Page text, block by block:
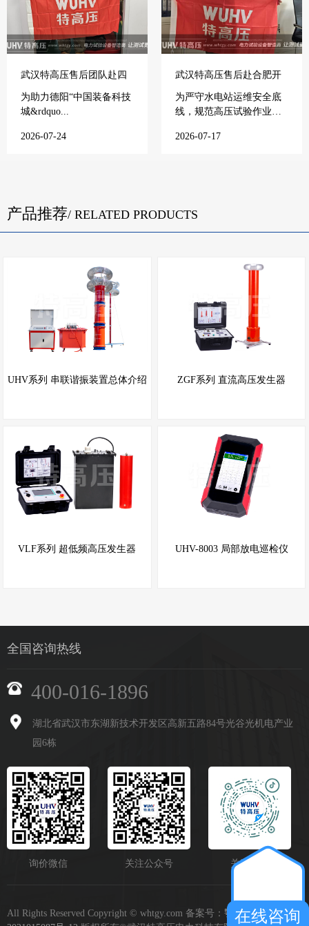
武汉特高压售后团队赴四
川德阳开展售后培训
为助力德阳“中国装备科技
城&rdquo...
2026-07-24
武汉特高压售后赴合肥开
展培训
为严守水电站运维安全底
线，规范高压试验作业流
2026-07-17
产品推荐/ RELATED PRODUCTS
UHV系列 串联谐振装置总体介绍 ZGF系列 直流高压发生器
VLF系列 超低频高压发生器 UHV-8003 局部放电巡检仪
全国咨询热线
400-016-1896
湖北省武汉市东湖新技术开发区高新五路84号光谷光机电产业
园6栋
询价微信 关注公众号 关注抖音
All Rights Reserved Copyright © whtgy.com 备案号： 鄂ICP备
在线咨询